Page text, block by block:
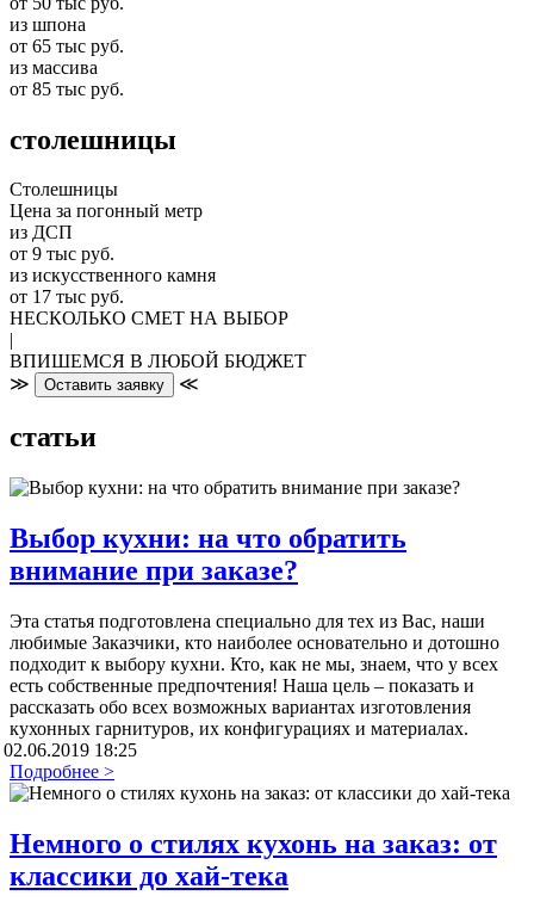
из шпона
от 65 тыс руб.
из массива
от 85 тыс руб.
столешницы
Столешницы
Цена за погонный метр
из ДСП
от 9 тыс руб.
из искусственного камня
от 17 тыс руб.
НЕСКОЛЬКО СМЕТ НА ВЫБОР
ВПИШЕМСЯ В ЛЮБОЙ БЮДЖЕТ
≫
Оставить заявку ≪
статьи
Выбор кухни: на что обратить
внимание при заказе?
Эта статья подготовлена специально для тех из Вас, наши
любимые Заказчики, кто наиболее основательно и дотошно
подходит к выбору кухни. Кто, как не мы, знаем, что у всех
есть собственные предпочтения! Наша цель – показать и
рассказать обо всех возможных вариантах изготовления
кухонных гарнитуров, их конфигурациях и материалах.
02.06.2019 18:25
Подробнее >
Немного о стилях кухонь на заказ: от
классики до хай-тека